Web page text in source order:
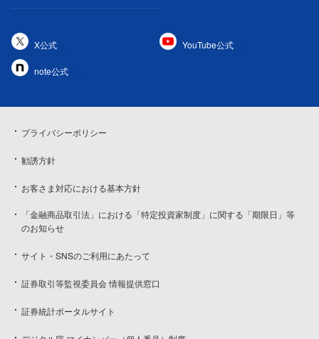
X公式 YouTube公式
note公式
プライバシーポリシー
勧誘方針
お客さま対応における基本方針
「金融商品取引法」における「特定投資家制度」に関する「期限日」等
のお知らせ
サイト・SNSのご利用にあたって
証券取引等監視委員会 情報提供窓口
証券統計ポータルサイト